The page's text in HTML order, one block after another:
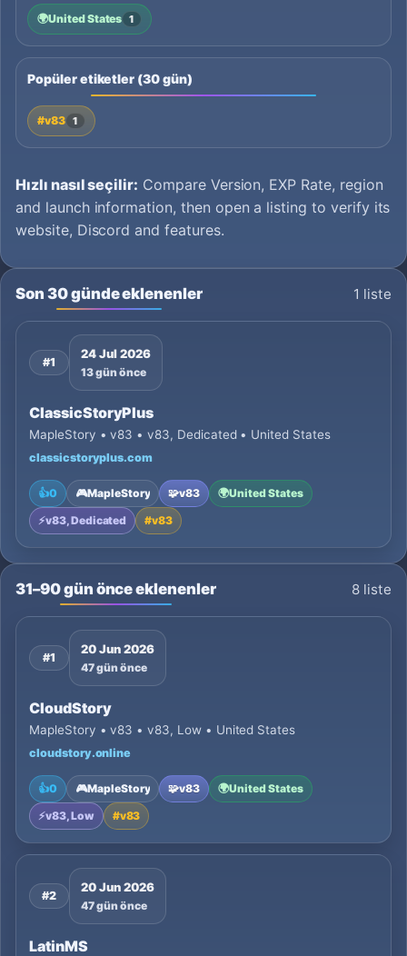
🌍United States 1
Popüler etiketler (30 gün)
#v83 1
Hızlı nasıl seçilir: Compare Version, EXP Rate, region
and launch information, then open a listing to verify its
website, Discord and features.
Son 30 günde eklenenler 1 liste
#1
24 Jul 2026
13 gün önce
ClassicStoryPlus
MapleStory • v83 • v83, Dedicated • United States
classicstoryplus.com
👍0 🎮MapleStory 🧩v83 🌍United States
⚡v83, Dedicated #v83
31–90 gün önce eklenenler 8 liste
#1
20 Jun 2026
47 gün önce
CloudStory
MapleStory • v83 • v83, Low • United States
cloudstory.online
👍0 🎮MapleStory 🧩v83 🌍United States
⚡v83, Low #v83
#2
20 Jun 2026
47 gün önce
LatinMS